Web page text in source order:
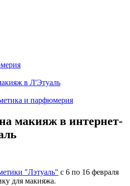
в Л'Этуаль
и парфюмерия
макияж в интернет-
"Лэтуаль" с 6 по 16 февраля
для макияжа.